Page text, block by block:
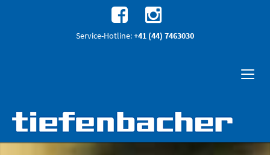
Service-Hotline:+41 (44) 7463030